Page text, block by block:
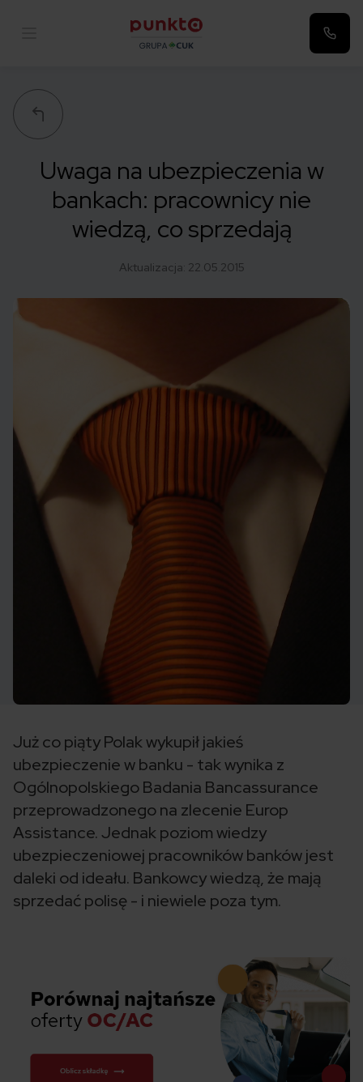
Uwaga na ubezpieczenia w
bankach: pracownicy nie
wiedzą, co sprzedają
Aktualizacja: 22.05.2015
Już co piąty Polak wykupił jakieś
ubezpieczenie w banku - tak wynika z
Ogólnopolskiego Badania Bancassurance
przeprowadzonego na zlecenie Europ
Assistance. Jednak poziom wiedzy
ubezpieczeniowej pracowników banków jest
daleki od ideału. Bankowcy wiedzą, że mają
sprzedać polisę - i niewiele poza tym.